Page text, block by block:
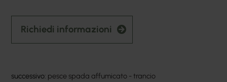
Richiedi informazioni
successivo: pesce spada affumicato - trancio